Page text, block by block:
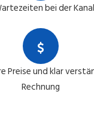
bei der
Preise und klar
Rechnung